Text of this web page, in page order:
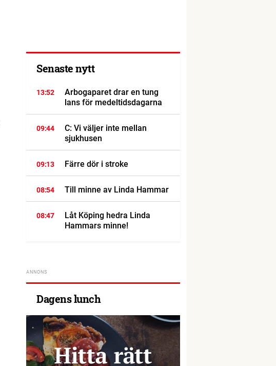
Senaste nytt
13:52
Arbogaparet drar en tung
lans för medeltidsdagarna
09:44
C: Vi väljer inte mellan
sjukhusen
09:13 Färre dör i stroke
08:54 Till minne av Linda Hammar
08:47
Låt Köping hedra Linda
Hammars minne!
Dagens lunch